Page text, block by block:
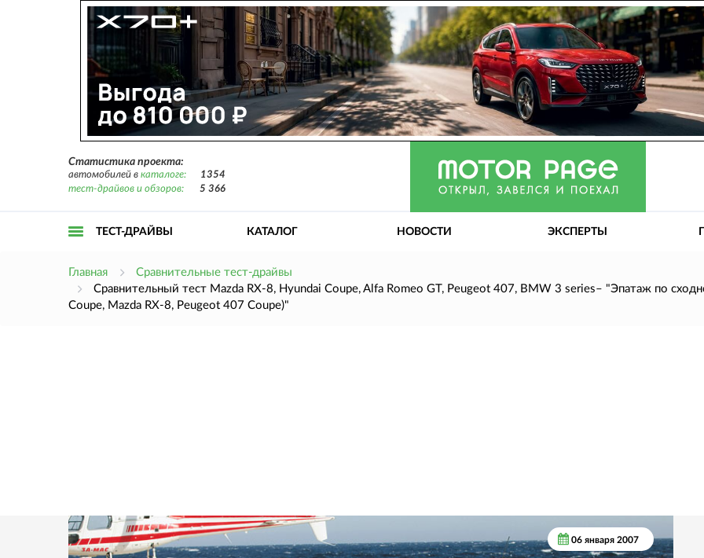
Статистика проекта:
автомобилей в каталоге:
1354
тест-драйвов и обзоров:
5 366
ТЕСТ-ДРАЙВЫ КАТАЛОГ НОВОСТИ ЭКСПЕРТЫ
Главная
Сравнительные тест-драйвы
Сравнительный тест Mazda RX-8, Hyundai Coupe, Alfa Romeo GT, Peugeot 407, BMW 3 series– "Эпатаж по
Coupe, Mazda RX-8, Peugeot 407 Coupe)"
06 января 2007